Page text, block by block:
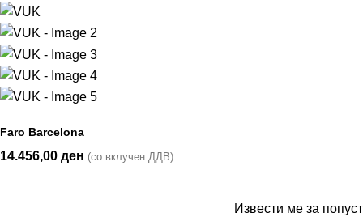
Faro Barcelona
14.456,00 ден (со вклучен ДДВ)
Извести ме за попуст